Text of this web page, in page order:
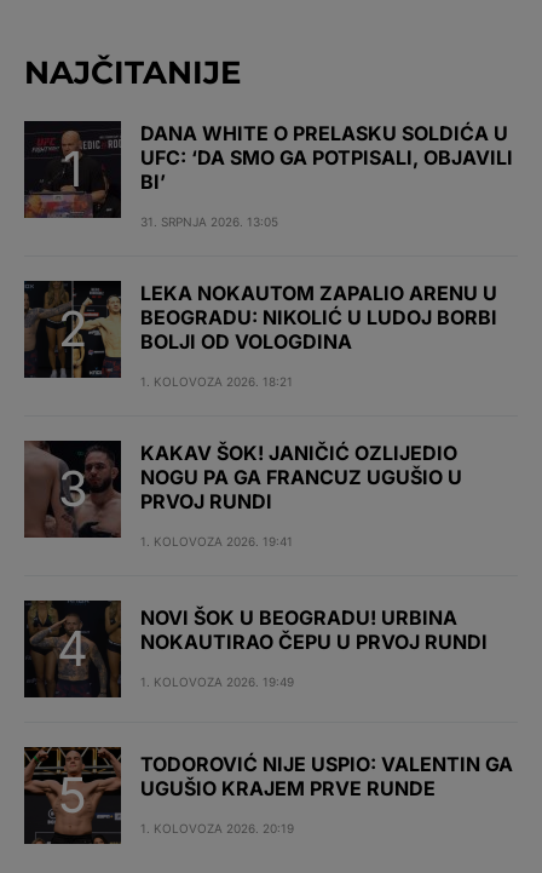
NAJČITANIJE
DANA WHITE O PRELASKU SOLDIĆA U
UFC: ‘DA SMO GA POTPISALI, OBJAVILI
BI’
31. SRPNJA 2026. 13:05
LEKA NOKAUTOM ZAPALIO ARENU U
BEOGRADU: NIKOLIĆ U LUDOJ BORBI
BOLJI OD VOLOGDINA
1. KOLOVOZA 2026. 18:21
KAKAV ŠOK! JANIČIĆ OZLIJEDIO
NOGU PA GA FRANCUZ UGUŠIO U
PRVOJ RUNDI
1. KOLOVOZA 2026. 19:41
NOVI ŠOK U BEOGRADU! URBINA
NOKAUTIRAO ČEPU U PRVOJ RUNDI
1. KOLOVOZA 2026. 19:49
TODOROVIĆ NIJE USPIO: VALENTIN GA
UGUŠIO KRAJEM PRVE RUNDE
1. KOLOVOZA 2026. 20:19